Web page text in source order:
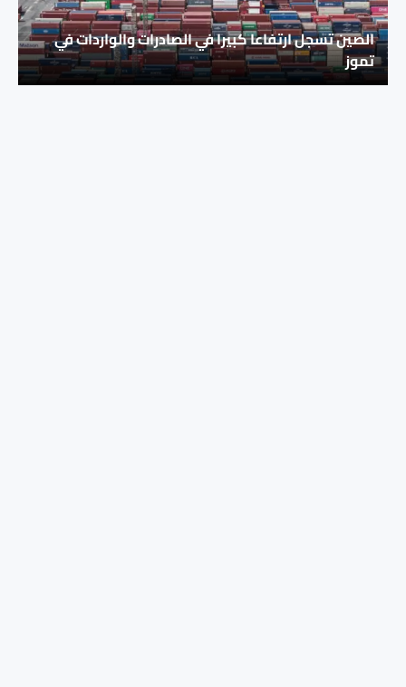
الصين تسجل ارتفاعا كبيرا في الصادرات والواردات في
تموز